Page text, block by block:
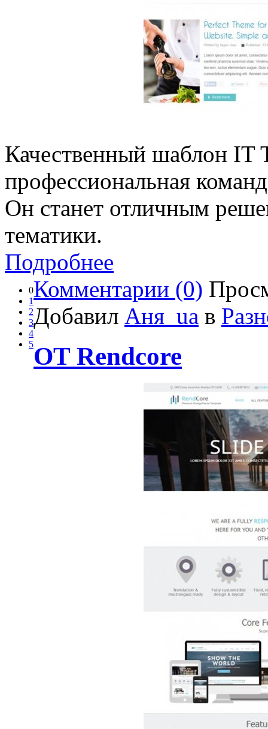
Качественный шаблон IT
профессиональная
Он станет отличным
тематики.
Подробнее
0
1
2
3
4
5
Комментарии (0)
Добавил Аня_ua в
OT Rendcore